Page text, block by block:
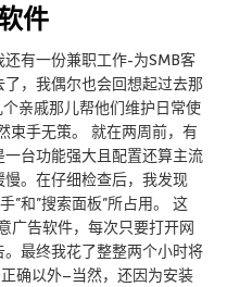
件
有一份兼职工作-为SMB客
，我偶尔也会回想起过去那
亲戚那儿帮他们维护日常使
束手无策。 就在两周前，有
台功能强大且配置还算主流
。在仔细检查后，我发现
”和”搜索面板”所占用。 这
广告软件，每次只要打开网
最终我花了整整两个小时将
确以外–当然，还因为安装